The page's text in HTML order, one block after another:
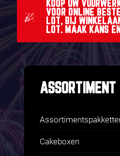
KOOP UW
VOOR ONLINE
LOT, BIJ
LOT. MAAK KANS
ASSORTIMENT
Cakeboxen